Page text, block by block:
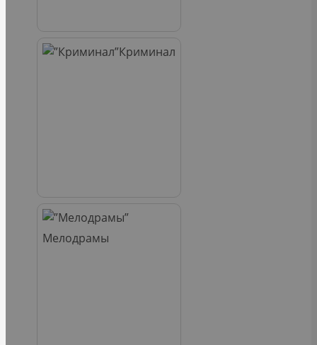
Криминал
Мелодрамы